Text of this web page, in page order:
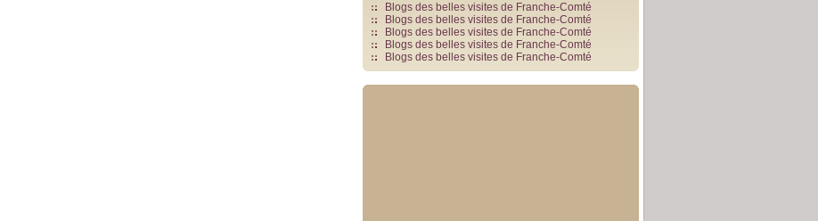
Blogs des belles visites de Franche-Comté
Blogs des belles visites de Franche-Comté
Blogs des belles visites de Franche-Comté
Blogs des belles visites de Franche-Comté
Blogs des belles visites de Franche-Comté